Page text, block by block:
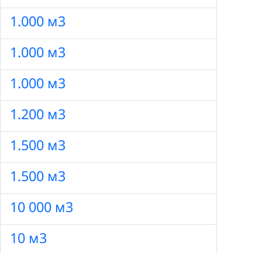
1.000 м3
1.000 м3
1.000 м3
1.200 м3
1.500 м3
1.500 м3
10 000 м3
10 м3